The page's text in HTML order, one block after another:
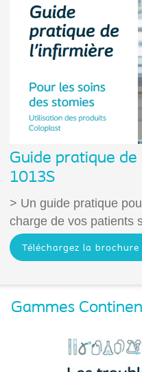
Guide pratique de
1013S
> Un guide pratique
charge de vos patients
Téléchargez la brochure
Gammes